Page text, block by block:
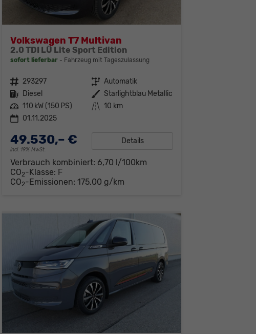
Volkswagen T7 Multivan
2.0 TDI LÜ Lite Sport Edition
sofort lieferbar Fahrzeug mit Tageszulassung
Fahrzeugnr. 293297 Getriebe Automatik
Kraftstoff Diesel Außenfarbe Starlightblau Metallic
Leistung 110 kW (150 PS) Kilometerstand 10 km
01.11.2025
49.530,– €
incl. 19% MwSt.
Details
Verbrauch kombiniert: 6,70 l/100km
CO2-Klasse: F
CO2-Emissionen:175,00 g/km